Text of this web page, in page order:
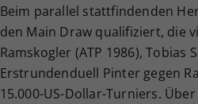
Beim parallel stattfindenden
den Main Draw qualifiziert, die
Ramskogler (ATP 1986), Tobias
Erstrundenduell Pinter gegen
15.000-US-Dollar-Turniers.